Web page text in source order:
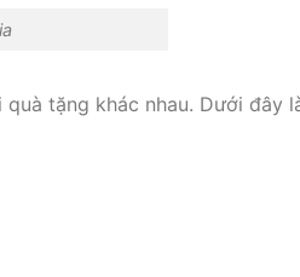
tặng khác nhau. Dưới đây